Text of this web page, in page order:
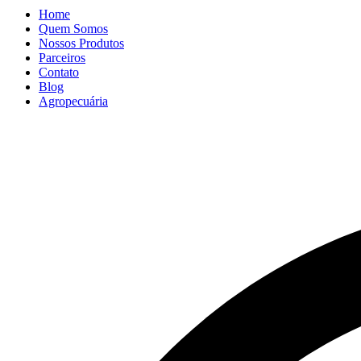
Home
Quem Somos
Nossos Produtos
Parceiros
Contato
Blog
Agropecuária